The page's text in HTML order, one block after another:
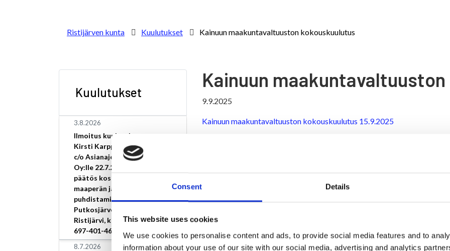
Consent Details
This website uses cookies
We use cookies to personalise content and ads, to provide social media features and to
information about your use of our site with our social media, advertising and analytics
Ristijärven kunta Kuulutukset Kainuun maakuntavaltuuston kokouskuulutus
Kuulutukset
3.8.2026
Ilmoitus kuulutuksesta
Kirsti Karppisen kuolinpesä
c/o Asianajotoimisto Amos
Oy:lle 22.7.2026 annettu
päätös koskee pilaantuneen
maaperän ja pohjaveden
puhdistamista osoitteessa
Putkosjärventie 28,
Ristijärvi, kiinteistötunnus
697-401-46-9.
8.7.2026
Kainuun
9.9.2025
Kainuun maakuntavaltuuston kokouskuulutus 15.9.2025